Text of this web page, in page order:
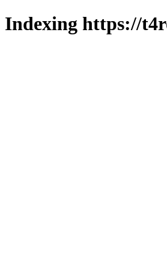
Indexing https://